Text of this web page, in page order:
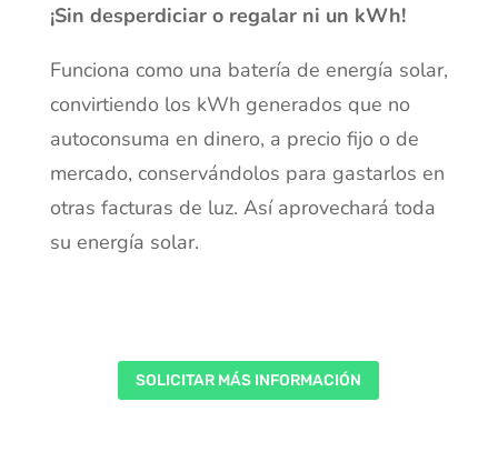
¡Sin desperdiciar o regalar ni un kWh!
Funciona como una batería de energía solar,
convirtiendo los kWh generados que no
autoconsuma en dinero, a precio fijo o de
mercado, conservándolos para gastarlos en
otras facturas de luz. Así aprovechará toda
su energía solar.
SOLICITAR MÁS INFORMACIÓN